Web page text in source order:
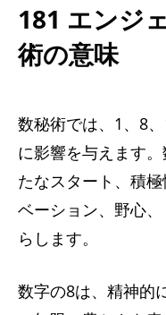
181 エンジ
術の意味
数秘術では、1、8
に影響を与えます
たなスタート、積
ベーション、野心
らします。
数字の8は、精神的